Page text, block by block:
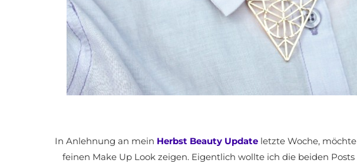
In Anlehnung an mein Herbst Beauty Updateletzte Woche,
feinen Make Up Look zeigen. Eigentlich wollte ich die beiden